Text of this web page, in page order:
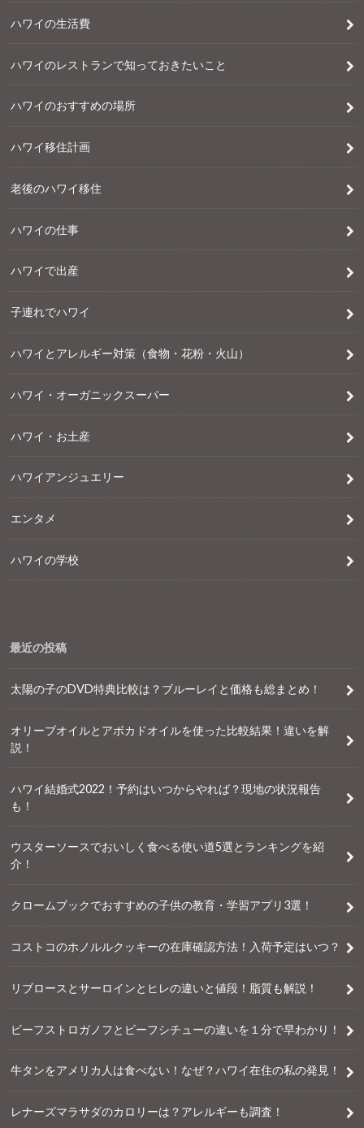
ハワイの生活費
ハワイのレストランで知っておきたいこと
ハワイのおすすめの場所
ハワイ移住計画
老後のハワイ移住
ハワイの仕事
ハワイで出産
子連れでハワイ
ハワイとアレルギー対策（食物・花粉・火山）
ハワイ・オーガニックスーパー
ハワイ・お土産
ハワイアンジュエリー
エンタメ
ハワイの学校
最近の投稿
太陽の子のDVD特典比較は？ブルーレイと価格も総まとめ！
オリーブオイルとアボカドオイルを使った比較結果！違いを解
説！
ハワイ結婚式2022！予約はいつからやれば？現地の状況報告
も！
ウスターソースでおいしく食べる使い道5選とランキングを紹
介！
クロームブックでおすすめの子供の教育・学習アプリ3選！
コストコのホノルルクッキーの在庫確認方法！入荷予定はいつ？
リブロースとサーロインとヒレの違いと値段！脂質も解説！
ビーフストロガノフとビーフシチューの違いを１分で早わかり！
牛タンをアメリカ人は食べない！なぜ？ハワイ在住の私の発見！
レナーズマラサダのカロリーは？アレルギーも調査！